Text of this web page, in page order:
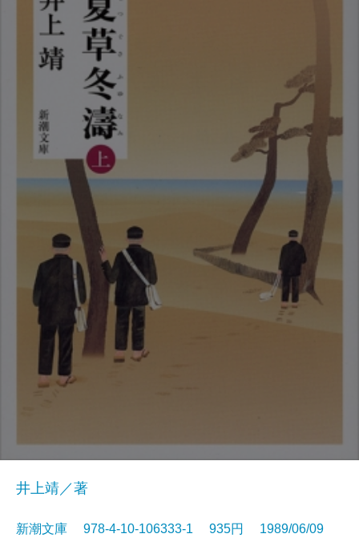
井上靖／著
新潮文庫 978-4-10-106333-1 935円 1989/06/09